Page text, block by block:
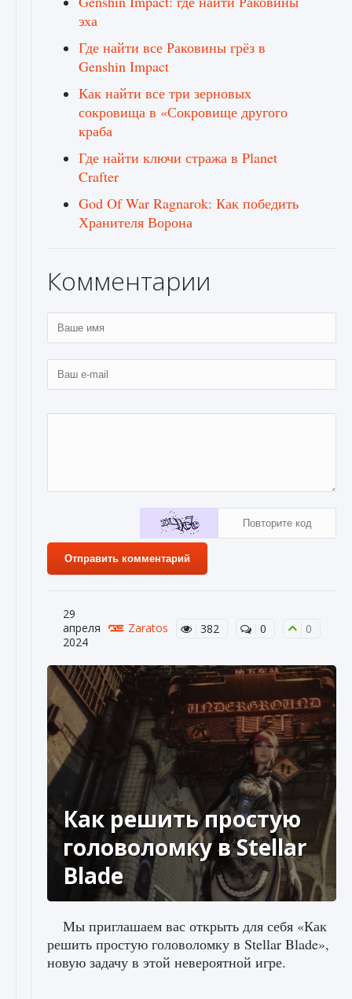
эха
Где найти все Раковины грёз в
Genshin Impact
Как найти все три зерновых
сокровища в «Сокровище другого
краба
Где найти ключи стража в Planet
Crafter
God Of War Ragnarok: Как победить
Хранителя Ворона
Комментарии
Отправить комментарий
29
апреля
2024
Zaratos 382 0 0
Как решить простую
головоломку в Stellar
Blade
Мы приглашаем вас открыть для себя «Как
решить простую головоломку в Stellar Blade»,
новую задачу в этой невероятной игре.